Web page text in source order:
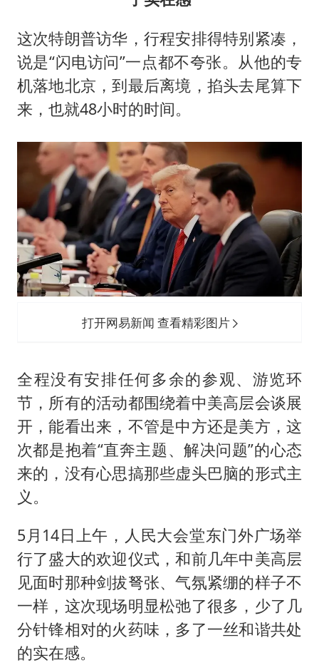
这次特朗普访华，行程安排得特别紧凑，
说是“闪电访问”一点都不夸张。从他的专
机落地北京，到最后离境，掐头去尾算下
来，也就48小时的时间。
打开网易新闻 查看精彩图片
全程没有安排任何多余的参观、游览环
节，所有的活动都围绕着中美高层会谈展
开，能看出来，不管是中方还是美方，这
次都是抱着“直奔主题、解决问题”的心态
来的，没有心思搞那些虚头巴脑的形式主
义。
5月14日上午，人民大会堂东门外广场举
行了盛大的欢迎仪式，和前几年中美高层
见面时那种剑拔弩张、气氛紧绷的样子不
一样，这次现场明显松弛了很多，少了几
分针锋相对的火药味，多了一丝和谐共处
的实在感。